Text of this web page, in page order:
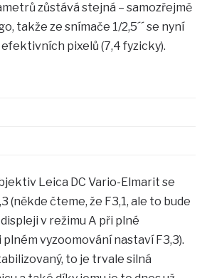
zůstává stejná – samozřejmě
takže ze snímače 1/2,5´´ se nyní
efektivních pixelů (7,4 fyzicky).
Leica DC Vario-Elmarit se
(někde čteme, že F3,1, ale to bude
v režimu A při plné
vyzoomování nastaví F3,3).
to je trvale silná